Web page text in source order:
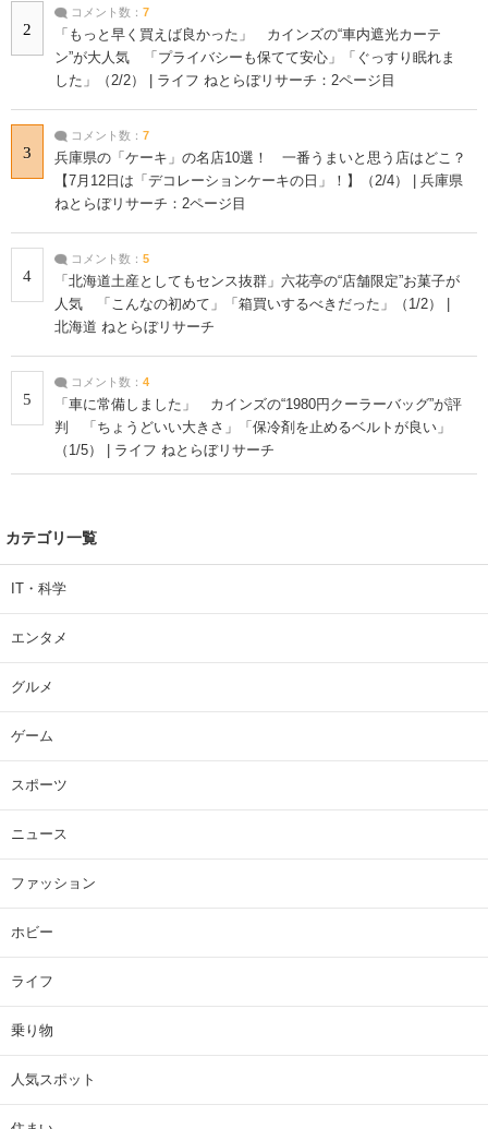
2
コメント数： 7
「もっと早く買えば良かった」 カインズの“車内遮光カーテ
ン”が大人気 「プライバシーも保てて安心」「ぐっすり眠れま
した」（2/2） | ライフ ねとらぼリサーチ：2ページ目
3
コメント数： 7
兵庫県の「ケーキ」の名店10選！ 一番うまいと思う店はどこ？
【7月12日は「デコレーションケーキの日」！】（2/4） | 兵庫県
ねとらぼリサーチ：2ページ目
4
コメント数： 5
「北海道土産としてもセンス抜群」六花亭の“店舗限定”お菓子が
人気 「こんなの初めて」「箱買いするべきだった」（1/2） |
北海道 ねとらぼリサーチ
5
コメント数： 4
「車に常備しました」 カインズの“1980円クーラーバッグ”が評
判 「ちょうどいい大きさ」「保冷剤を止めるベルトが良い」
（1/5） | ライフ ねとらぼリサーチ
カテゴリ一覧
IT・科学
エンタメ
グルメ
ゲーム
スポーツ
ニュース
ファッション
ホビー
ライフ
乗り物
人気スポット